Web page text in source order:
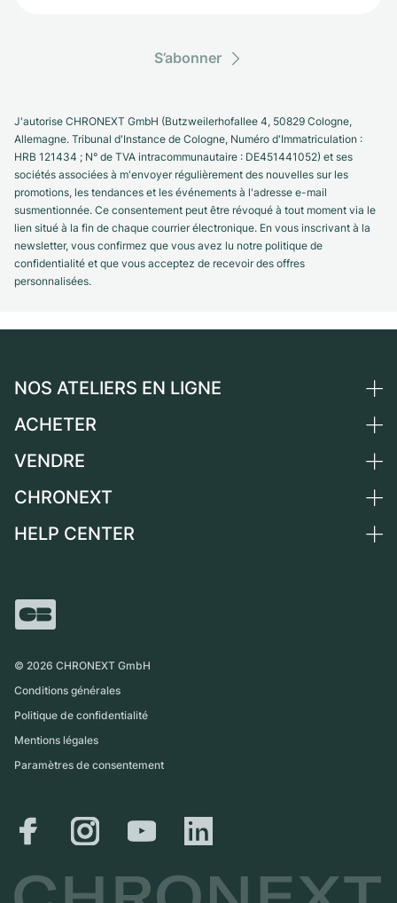
S’abonner
J'autorise CHRONEXT GmbH (Butzweilerhofallee 4, 50829 Cologne,
Allemagne. Tribunal d'Instance de Cologne, Numéro d'Immatriculation :
HRB 121434 ; N° de TVA intracommunautaire : DE451441052) et ses
sociétés associées à m'envoyer régulièrement des nouvelles sur les
promotions, les tendances et les événements à l'adresse e-mail
susmentionnée. Ce consentement peut être révoqué à tout moment via le
lien situé à la fin de chaque courrier électronique. En vous inscrivant à la
newsletter, vous confirmez que vous avez lu notre politique de
confidentialité et que vous acceptez de recevoir des offres
personnalisées.
NOS ATELIERS EN LIGNE
Allemagne
Suisse
France
International
ACHETER
Toutes les montres de luxe
Independent Brands
VENDRE
Vendre une montre
CHRONEXT
Qui sommes-nous ?
Magazine
HELP CENTER
Retrait sur place
© 2026 CHRONEXT GmbH
Conditions générales
Politique de confidentialité
Mentions légales
Paramètres de consentement